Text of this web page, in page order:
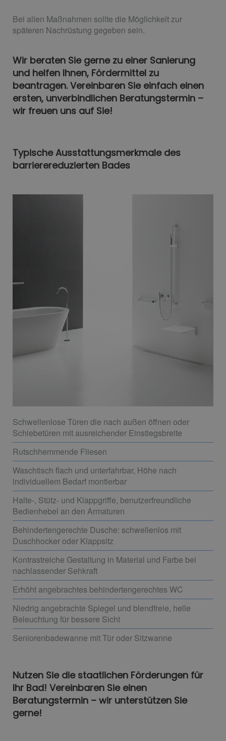
Bei allen Maßnahmen sollte die Möglichkeit zur
späteren Nachrüstung gegeben sein.
Wir beraten Sie gerne zu einer Sanierung
und helfen Ihnen, Fördermittel zu
beantragen. Vereinbaren Sie einfach einen
ersten, unverbindlichen Beratungstermin –
wir freuen uns auf Sie!
Typische Ausstattungsmerkmale des
barrierereduzierten Bades
Schwellenlose Türen die nach außen öffnen oder
Schiebetüren mit ausreichender Einstiegsbreite
Rutschhemmende Fliesen
Waschtisch flach und unterfahrbar, Höhe nach
individuellem Bedarf montierbar
Halte-, Stütz- und Klappgriffe, benutzerfreundliche
Bedienhebel an den Armaturen
Behindertengerechte Dusche: schwellenlos mit
Duschhocker oder Klappsitz
Kontrastreiche Gestaltung in Material und Farbe bei
nachlassender Sehkraft
Erhöht angebrachtes behindertengerechtes WC
Niedrig angebrachte Spiegel und blendfreie, helle
Beleuchtung für bessere Sicht
Seniorenbadewanne mit Tür oder Sitzwanne
Nutzen Sie die staatlichen Förderungen für
Ihr Bad! Vereinbaren Sie einen
Beratungstermin – wir unterstützen Sie
gerne!